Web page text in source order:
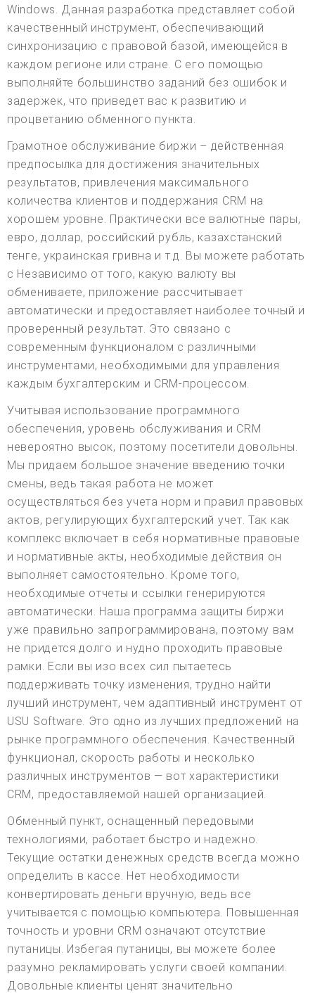
Windows. Данная разработка представляет собой
качественный инструмент, обеспечивающий
синхронизацию с правовой базой, имеющейся в
каждом регионе или стране. С его помощью
выполняйте большинство заданий без ошибок и
задержек, что приведет вас к развитию и
процветанию обменного пункта.
Грамотное обслуживание биржи – действенная
предпосылка для достижения значительных
результатов, привлечения максимального
количества клиентов и поддержания CRM на
хорошем уровне. Практически все валютные пары,
евро, доллар, российский рубль, казахстанский
тенге, украинская гривна и т.д. Вы можете работать
с Независимо от того, какую валюту вы
обмениваете, приложение рассчитывает
автоматически и предоставляет наиболее точный и
проверенный результат. Это связано с
современным функционалом с различными
инструментами, необходимыми для управления
каждым бухгалтерским и CRM-процессом.
Учитывая использование программного
обеспечения, уровень обслуживания и CRM
невероятно высок, поэтому посетители довольны.
Мы придаем большое значение введению точки
смены, ведь такая работа не может
осуществляться без учета норм и правил правовых
актов, регулирующих бухгалтерский учет. Так как
комплекс включает в себя нормативные правовые
и нормативные акты, необходимые действия он
выполняет самостоятельно. Кроме того,
необходимые отчеты и ссылки генерируются
автоматически. Наша программа защиты биржи
уже правильно запрограммирована, поэтому вам
не придется долго и нудно проходить правовые
рамки. Если вы изо всех сил пытаетесь
поддерживать точку изменения, трудно найти
лучший инструмент, чем адаптивный инструмент от
USU Software. Это одно из лучших предложений на
рынке программного обеспечения. Качественный
функционал, скорость работы и несколько
различных инструментов — вот характеристики
CRM, предоставляемой нашей организацией.
Обменный пункт, оснащенный передовыми
технологиями, работает быстро и надежно.
Текущие остатки денежных средств всегда можно
определить в кассе. Нет необходимости
конвертировать деньги вручную, ведь все
учитывается с помощью компьютера. Повышенная
точность и уровни CRM означают отсутствие
путаницы. Избегая путаницы, вы можете более
разумно рекламировать услуги своей компании.
Довольные клиенты ценят значительно